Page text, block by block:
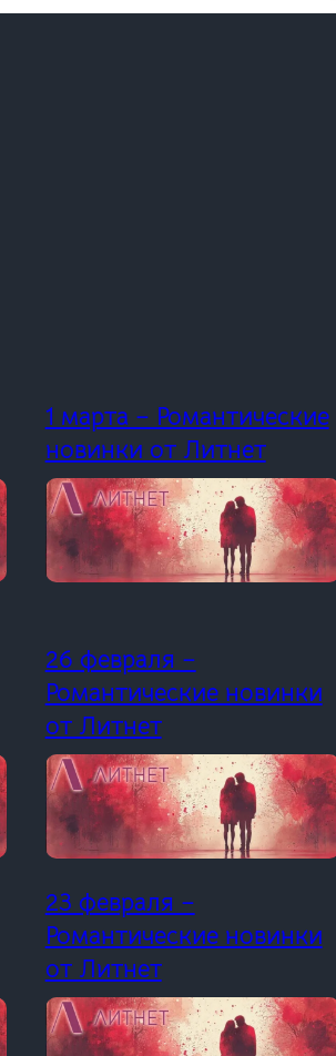
1 марта – Романтические
новинки от Литнет
26 февраля –
Романтические новинки
от Литнет
23 февраля –
Романтические новинки
от Литнет